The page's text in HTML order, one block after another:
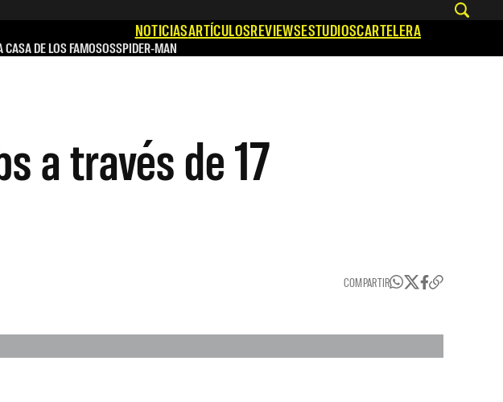
NOTICIASARTÍCULOSREVIEWSESTUDIOSCARTELERA
CASA DE LOS FAMOSOSSPIDER-MAN
a través de 17
COMPARTIR